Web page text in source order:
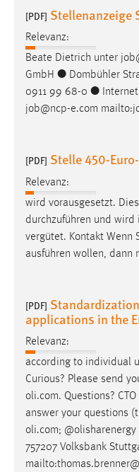
[PDF] Stellenanzeige
Relevanz:
Beate Dietrich unter job
GmbH ● Dombühler
0911 99 68-0 ●
job@ncp-e.com mailto:
[PDF] Stelle 450-
Relevanz:
wird vorausgesetzt.
durchzuführen und wird
vergütet. Kontakt Wenn
ausführen wollen, dann
[PDF]
applications in the
Relevanz:
according to individual
Curious? Please send
oli.com. Questions?
answer your questions
oli.com; @olisharenergy
757207 Volksbank